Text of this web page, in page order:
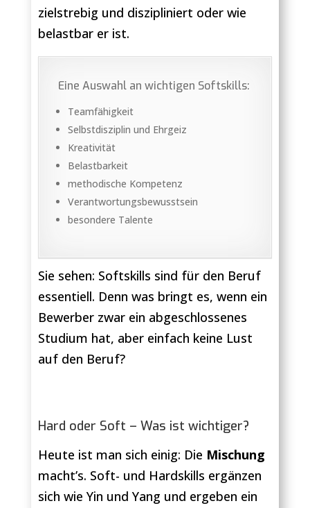
zielstrebig und diszipliniert oder wie
belastbar er ist.
Eine Auswahl an wichtigen Softskills:
Teamfähigkeit
Selbstdisziplin und Ehrgeiz
Kreativität
Belastbarkeit
methodische Kompetenz
Verantwortungsbewusstsein
besondere Talente
Sie sehen: Softskills sind für den Beruf
essentiell. Denn was bringt es, wenn ein
Bewerber zwar ein abgeschlossenes
Studium hat, aber einfach keine Lust
auf den Beruf?
Hard oder Soft – Was ist wichtiger?
Heute ist man sich einig: Die Mischung
macht’s. Soft- und Hardskills ergänzen
sich wie Yin und Yang und ergeben ein